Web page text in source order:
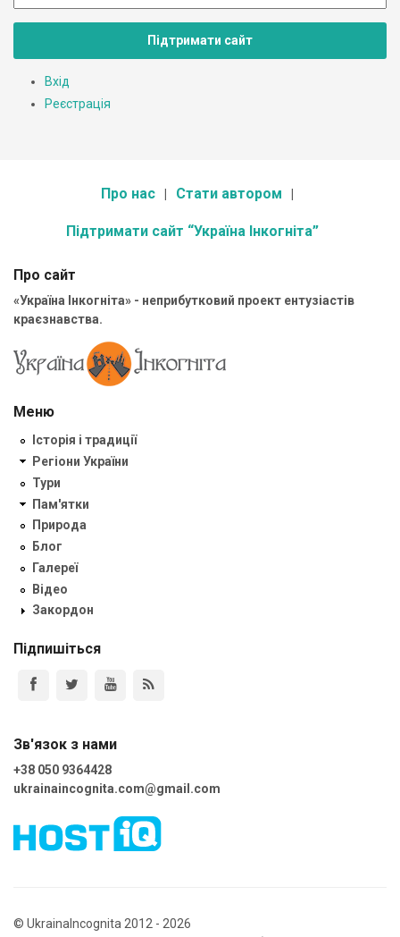
Підтримати сайт
Вхід
Реєстрація
Про нас Стати автором
Підтримати сайт “Україна Інкогніта”
Про сайт
«Україна Інкогніта» - неприбутковий проект ентузіастів
краєзнавства.
Меню
Історія і традиції
Регіони України
Тури
Пам'ятки
Природа
Блог
Галереї
Відео
Закордон
Підпишіться
Зв'язок з нами
+38 050 9364428
ukrainaincognita.com@gmail.com
© UkrainaIncognita 2012 - 2026